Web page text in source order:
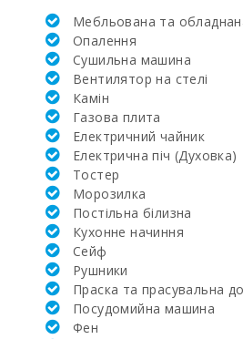
№ ванних
кімнат:
Кількість
спалень:
Жила площа
Поле для
гольфа Vall d
´Or Golf (км):
Школа
верхової
їзди Son
Menut (км):
Академія та
тенісна
Мебльована та
Опалення
Сушильна машина
Вентилятор на стелі
Камін
Газова плита
Електричний чайник
Електрична піч (Духовка)
Тостер
Mорозилка
Постільна білизна
Кухонне начиння
Cейф
Рушники
Праска та прасувальна
Посудомийна машина
Фен